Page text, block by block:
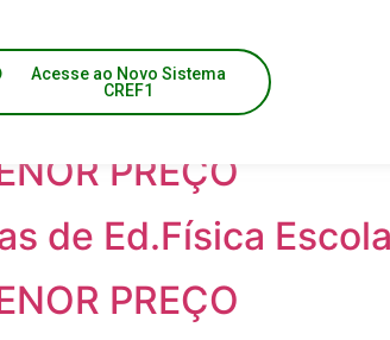
Acesse ao Novo Sistema
CREF1
PREÇO
PREÇO
de Ed.Física
PREÇO